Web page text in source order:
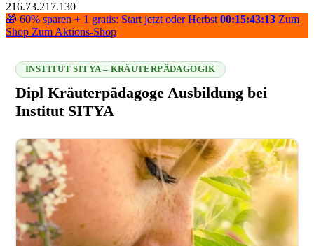
216.73.217.130
🎁 60% sparen + 1 gratis: Start jetzt oder Herbst 00:15:43:12 Zum
Shop Zum Aktions-Shop
INSTITUT SITYA – KRÄUTERPÄDAGOGIK
Dipl Kräuterpädagoge Ausbildung bei
Institut SITYA
216.73.217.130 2026-08-07 08:15:40